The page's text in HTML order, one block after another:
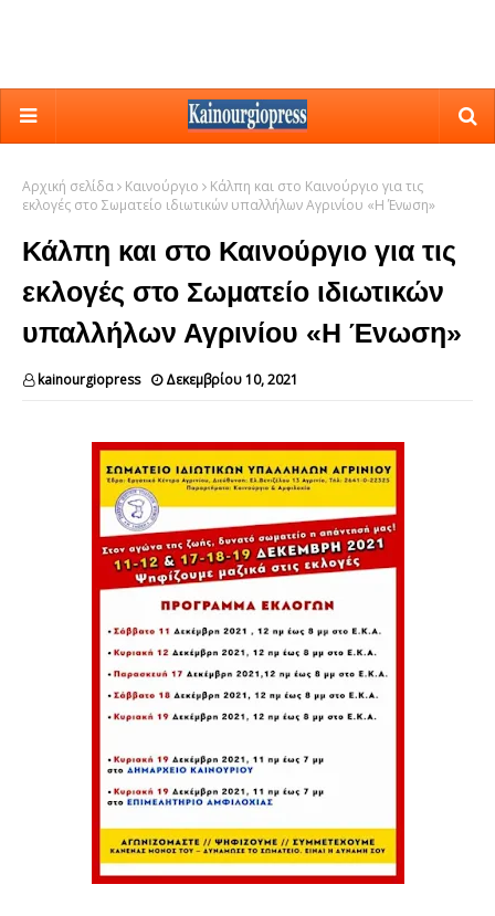
Αρχική σελίδα Καινούργιο
Κάλπη και στο Καινούργιο για τις
εκλογές στο Σωματείο ιδιωτικών υπαλλήλων Αγρινίου «Η Ένωση»
Κάλπη και στο Καινούργιο για τις
εκλογές στο Σωματείο ιδιωτικών
υπαλλήλων Αγρινίου «Η Ένωση»
kainourgiopress Δεκεμβρίου 10, 2021